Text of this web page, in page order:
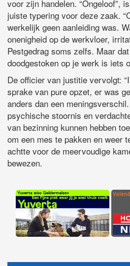
voor zijn handelen. “Ongeloof”,
juiste typering voor deze zaak.
werkelijk geen aanleiding was.
onenigheid op de werkvloer,
Pestgedrag soms zelfs. Maar
doodgestoken op je werk is iets
De officier van justitie vervolgt:
sprake van pure opzet, er was
anders dan een
psychische stoornis en
van bezinning kunnen hebben
om een mes te pakken en weer
achtte voor de meervoudige
bewezen.